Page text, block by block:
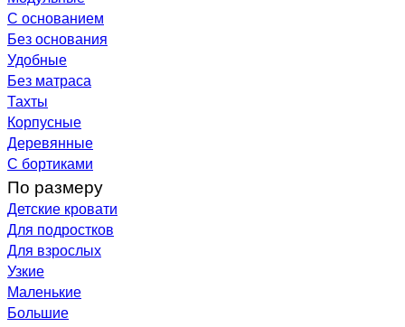
С основанием
Без основания
Удобные
Без матраса
Тахты
Корпусные
Деревянные
С бортиками
По размеру
Детские кровати
Для подростков
Для взрослых
Узкие
Маленькие
Большие